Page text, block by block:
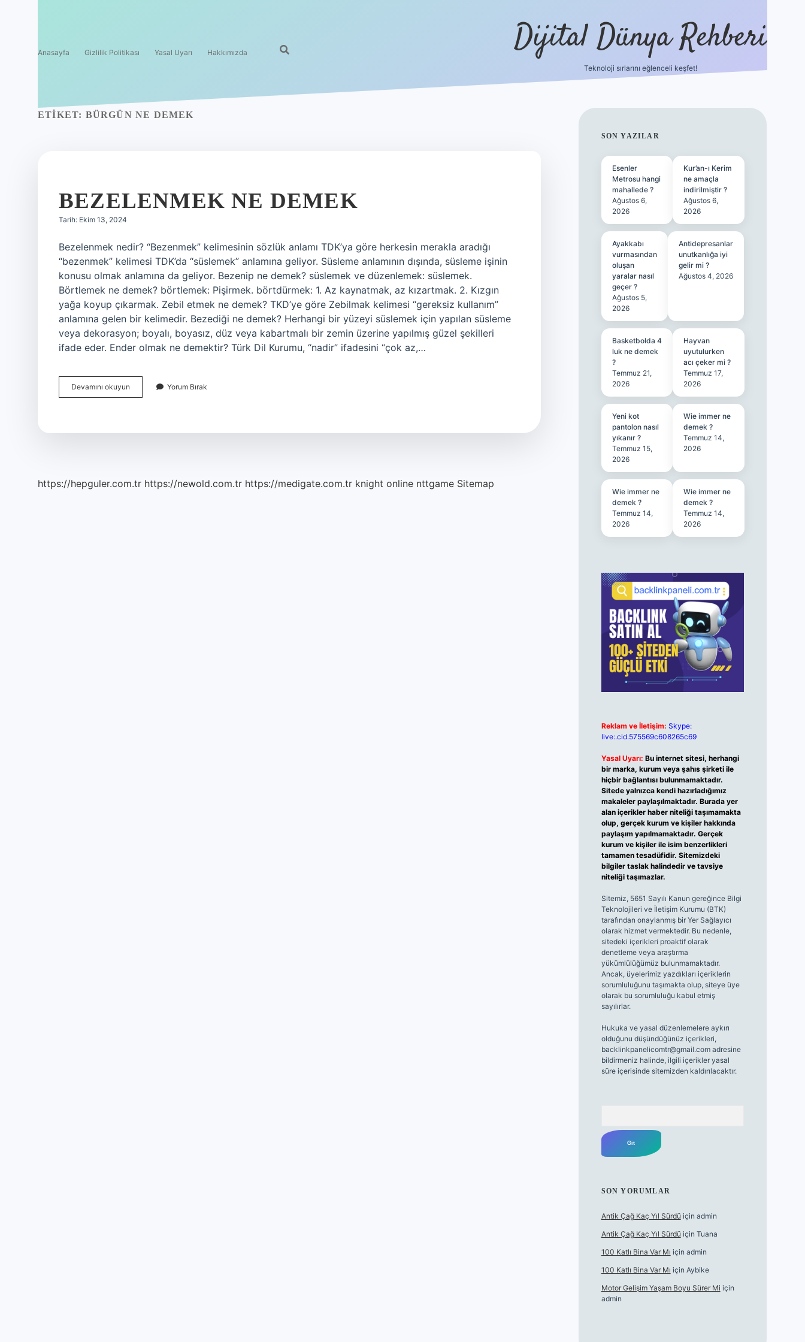
Anasayfa Gizlilik Politikası Yasal Uyarı Hakkımızda Dijital Dünya Rehberi
Teknoloji sırlarını eğlenceli keşfet!
ETIKET: BÜRGÜN NE DEMEK
BEZELENMEK NE DEMEK
Tarih: Ekim 13, 2024
Bezelenmek nedir? “Bezenmek” kelimesinin sözlük anlamı TDK’ya göre herkesin merakla aradığı
“bezenmek” kelimesi TDK’da “süslemek” anlamına geliyor. Süsleme anlamının dışında, süsleme işinin
konusu olmak anlamına da geliyor. Bezenip ne demek? süslemek ve düzenlemek: süslemek.
Börtlemek ne demek? börtlemek: Pişirmek. börtdürmek: 1. Az kaynatmak, az kızartmak. 2. Kızgın
yağa koyup çıkarmak. Zebil etmek ne demek? TKD’ye göre Zebilmak kelimesi “gereksiz kullanım”
anlamına gelen bir kelimedir. Bezediği ne demek? Herhangi bir yüzeyi süslemek için yapılan süsleme
veya dekorasyon; boyalı, boyasız, düz veya kabartmalı bir zemin üzerine yapılmış güzel şekilleri
ifade eder. Ender olmak ne demektir? Türk Dil Kurumu, “nadir” ifadesini “çok az,…
Devamını okuyun Bezelenmek
Ne
Yorum Bırak
https://hepguler.com.tr https://newold.com.tr https://medigate.com.tr knight online nttgame Sitemap
SIDEBAR
SON YAZILAR
Esenler
Metrosu hangi
mahallede ?
Ağustos 6,
2026
Kur’an-ı Kerim
ne amaçla
indirilmiştir ?
Ağustos 6,
2026
Ayakkabı
vurmasından
oluşan
yaralar nasıl
geçer ?
Ağustos 5,
2026
Antidepresanlar
unutkanlığa iyi
gelir mi ?
Ağustos 4, 2026
Basketbolda 4
luk ne demek
?
Temmuz 21,
2026
Hayvan
uyutulurken
acı çeker mi ?
Temmuz 17,
2026
Yeni kot
pantolon nasıl
yıkanır ?
Temmuz 15,
2026
Wie immer ne
demek ?
Temmuz 14,
2026
Wie immer ne
demek ?
Temmuz 14,
2026
Wie immer ne
demek ?
Temmuz 14,
2026
Reklam ve İletişim: Skype:
live:.cid.575569c608265c69
Yasal Uyarı: Bu internet sitesi, herhangi
bir marka, kurum veya şahıs şirketi ile
hiçbir bağlantısı bulunmamaktadır.
Sitede yalnızca kendi hazırladığımız
makaleler paylaşılmaktadır. Burada yer
alan içerikler haber niteliği taşımamakta
olup, gerçek kurum ve kişiler hakkında
paylaşım yapılmamaktadır. Gerçek
kurum ve kişiler ile isim benzerlikleri
tamamen tesadüfidir. Sitemizdeki
bilgiler taslak halindedir ve tavsiye
niteliği taşımazlar.
Sitemiz, 5651 Sayılı Kanun gereğince Bilgi
Teknolojileri ve İletişim Kurumu (BTK)
tarafından onaylanmış bir Yer Sağlayıcı
olarak hizmet vermektedir. Bu nedenle,
sitedeki içerikleri proaktif olarak
denetleme veya araştırma
yükümlülüğümüz bulunmamaktadır.
Ancak, üyelerimiz yazdıkları içeriklerin
sorumluluğunu taşımakta olup, siteye üye
olarak bu sorumluluğu kabul etmiş
sayılırlar.
Hukuka ve yasal düzenlemelere aykırı
olduğunu düşündüğünüz içerikleri,
backlinkpanelicomtr@gmail.comadresine
bildirmeniz halinde, ilgili içerikler yasal
süre içerisinde sitemizden kaldırılacaktır.
SON YORUMLAR
Antik Çağ Kaç Yıl Sürdü için admin
Antik Çağ Kaç Yıl Sürdü için Tuana
100 Katlı Bina Var Mı için admin
100 Katlı Bina Var Mı için Aybike
Motor Gelişim Yaşam Boyu Sürer Mi için
admin
tulipbet